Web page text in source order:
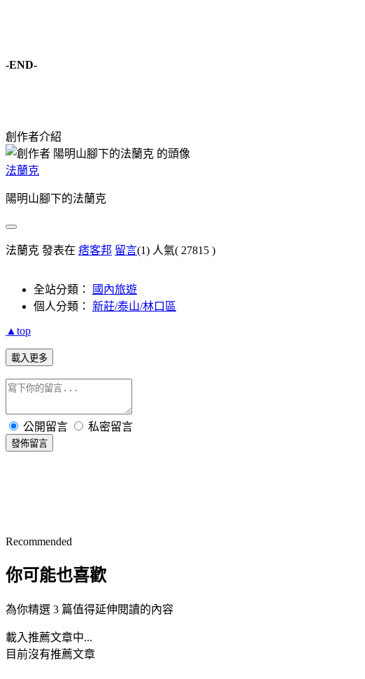
-END-
創作者介紹
法蘭克
陽明山腳下的法蘭克
法蘭克 發表在 痞客邦 留言(1) 人氣( 27815 )
全站分類：
國內旅遊
個人分類： 新莊/泰山/林口區
▲top
載入更多
公開留言 私密留言
發佈留言
Recommended
你可能也喜歡
為你精選 3 篇值得延伸閱讀的內容
載入推薦文章中...
目前沒有推薦文章